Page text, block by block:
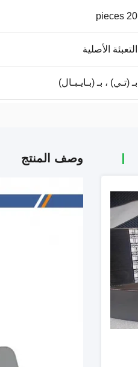
20 pieces
التعبئة الأصلية
بـ (تـي) ، بـ (بـايـبـال)
وصف المنتج